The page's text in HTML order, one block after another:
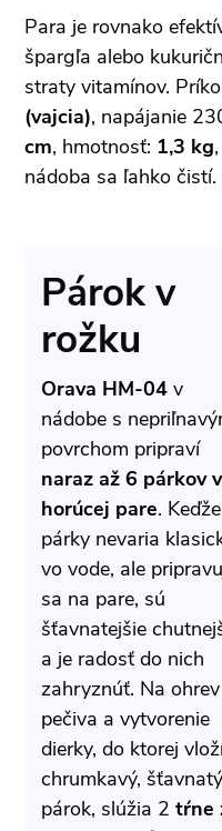
Para je rovnako
špargľa alebo
straty vitamínov.
(vajcia), napájanie
cm, hmotnosť: 1,3 kg
nádoba sa ľahko čistí.
Párok v
rožku
Orava HM-04 v
nádobe s
povrchom pripraví
naraz až 6 párkov v
horúcej pare.
párky nevaria
vo vode, ale
sa na pare, sú
šťavnatejšie
a je radosť do nich
zahryznúť. Na ohrev
pečiva a vytvorenie
dierky, do ktorej
chrumkavý, šťavnatý
párok, slúžia 2 tŕne